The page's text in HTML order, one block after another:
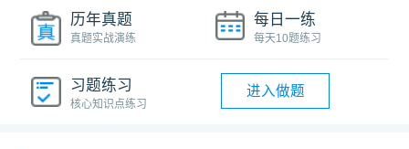
历年真题
真题实战演练
每日一练
每天10题练习
习题练习
核心知识点练习
进入做题